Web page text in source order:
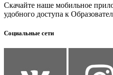
Скачайте наше мобильное
удобного доступа к
Социальные сети